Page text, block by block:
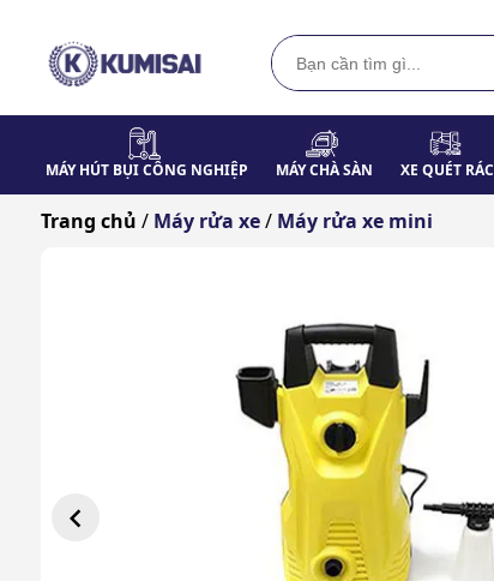
MÁY HÚT BỤI CÔNG NGHIỆP MÁY CHÀ SÀN XE QUÉT RÁC
Trang chủ / Máy rửa xe / Máy rửa xe mini